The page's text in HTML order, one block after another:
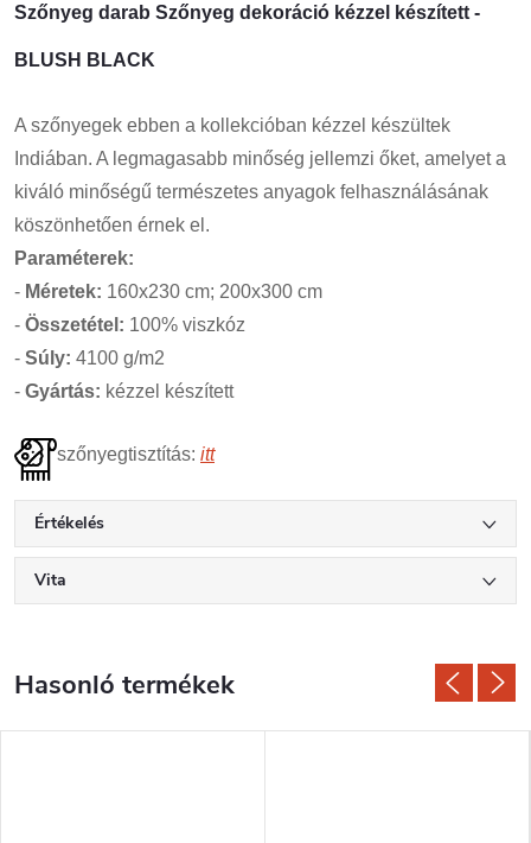
Szőnyeg darab Szőnyeg dekoráció kézzel készített -
BLUSH BLACK
A szőnyegek ebben a kollekcióban kézzel készültek
Indiában. A legmagasabb minőség jellemzi őket, amelyet a
kiváló minőségű természetes anyagok felhasználásának
köszönhetően érnek el.
Paraméterek:
- Méretek: 160x230 cm; 200x300 cm
- Összetétel: 100% viszkóz
- Súly: 4100 g/m2
- Gyártás: kézzel készített
szőnyegtisztítás: itt
Értékelés
Vita